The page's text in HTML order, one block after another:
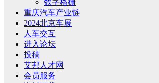
数字格栅
重庆汽车产业链
2024北京车展
人车交互
进入论坛
投稿
艾邦人才网
会员服务